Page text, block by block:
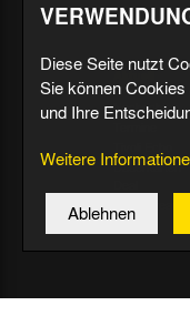
Aktuell
Nachrichten
Dauerkarten-
Diese Seite nutzt
Sie können
und Ihre
Weitere
Ablehnen